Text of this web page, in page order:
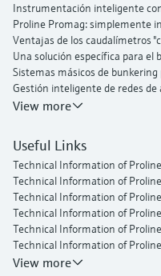
Instrumentación inteligente
Proline Promag: simplemente
Ventajas de los caudalímetros
Una solución específica para el
Sistemas másicos de
Gestión inteligente de redes de
Endress+Hauser Flow
View more
Useful Links
Technical Information of
Technical Information of
Technical Information of
Technical Information of
Technical Information of
Technical Information of
Operating Instructions Picomag
View more